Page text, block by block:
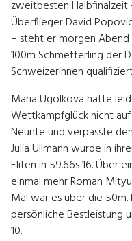
zweitbesten
Überflieger David
– steht er morgen Abend
100m Schmetterling der
Schweizerinnen
Maria Ugolkova hatte
Wettkampfglück nicht
Neunte und verpasste
Julia Ullmann wurde in
Eliten in 59.66s 16. Über
einmal mehr Roman
Mal war es über die 50m.
persönliche Bestleistung
10.